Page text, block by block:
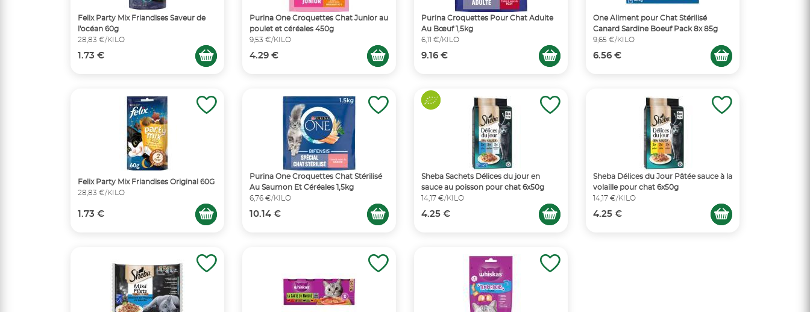
Felix Party Mix Friandises Saveur de
l'océan 60g
28,83 €/KILO
1.73 €
Purina One Croquettes Chat Junior au
poulet et céréales 450g
9,53 €/KILO
4.29 €
Purina Croquettes Pour Chat Adulte
Au Bœuf 1,5kg
6,11 €/KILO
9.16 €
One Aliment pour Chat Stérilisé
Canard Sardine Boeuf Pack 8x 85g
9,65 €/KILO
6.56 €
Felix Party Mix Friandises Original 60G
28,83 €/KILO
1.73 €
Purina One Croquettes Chat Stérilisé
Au Saumon Et Céréales 1,5kg
6,76 €/KILO
10.14 €
Sheba Sachets Délices du jour en
sauce au poisson pour chat 6x50g
14,17 €/KILO
4.25 €
Sheba Délices du Jour Pâtée sauce à la
volaille pour chat 6x50g
14,17 €/KILO
4.25 €